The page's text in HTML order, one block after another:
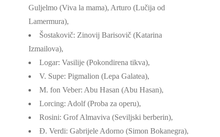
Guljelmo (Viva la mama), Arturo (Lučija od
Lamermura),
Šostakovič: Zinovij Barisovič (Katarina
Izmailova),
Logar: Vasilije (Pokondirena tikva),
V. Supe: Pigmalion (Lepa Galatea),
M. fon Veber: Abu Hasan (Abu Hasan),
Lorcing: Adolf (Proba za operu),
Rosini: Grof Almaviva (Seviljski berberin),
Đ. Verdi: Gabrijele Adorno (Simon Bokanegra),